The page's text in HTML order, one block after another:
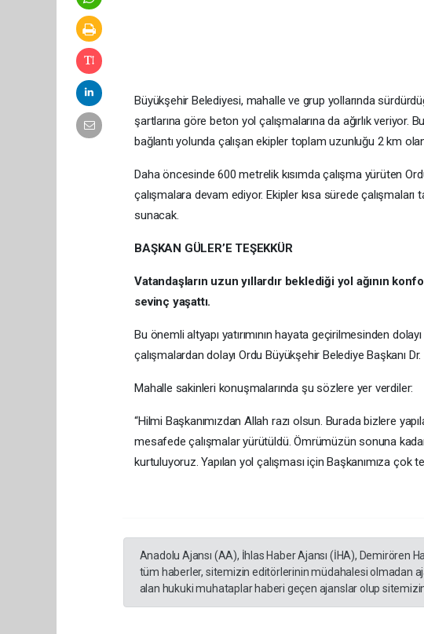
Büyükşehir Belediyesi, mahalle ve grup yollarında
şartlarına göre beton yol çalışmalarına da ağırlık
bağlantı yolunda çalışan ekipler toplam uzunluğu 2 km
Daha öncesinde 600 metrelik kısımda çalışma yürüten
çalışmalara devam ediyor. Ekipler kısa sürede
sunacak.
BAŞKAN GÜLER’E TEŞEKKÜR
Vatandaşların uzun yıllardır beklediği yol ağının
sevinç yaşattı.
Bu önemli altyapı yatırımının hayata geçirilmesinden
çalışmalardan dolayı Ordu Büyükşehir Belediye Başkanı
Mahalle sakinleri konuşmalarında şu sözlere yer verdiler:
“Hilmi Başkanımızdan Allah razı olsun. Burada bizlere
mesafede çalışmalar yürütüldü. Ömrümüzün sonuna
kurtuluyoruz. Yapılan yol çalışması için Başkanımıza çok
Anadolu Ajansı (AA), İhlas Haber Ajansı (İHA), Demirören
tüm haberler, sitemizin editörlerinin müdahalesi olmadan
alan hukuki muhataplar haberi geçen ajanslar olup